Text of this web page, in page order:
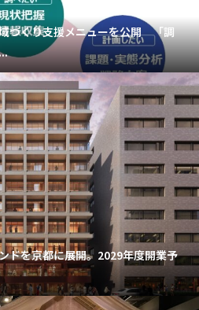
づくり支援メニューを公開 「調
ドを京都に展開。2029年度開業予